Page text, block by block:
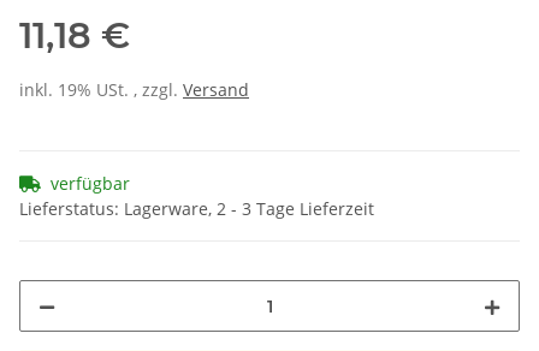
11,18 €
inkl. 19% USt. , zzgl. Versand
verfügbar
Lieferstatus: Lagerware, 2 - 3 Tage Lieferzeit